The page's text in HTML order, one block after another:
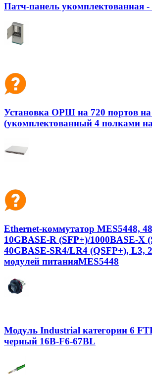
Патч-панель укомплектованная -
Установка ОРШ на 720 портов
(укомплектованный 4 полками
Ethernet-коммутатор MES5448,
10GBASE-R (SFP+)/1000BASE-X
40GBASE-SR4/LR4 (QSFP+), L3,
модулей питанияMES5448
Модуль Industrial категории 6
черный 16B-F6-67BL